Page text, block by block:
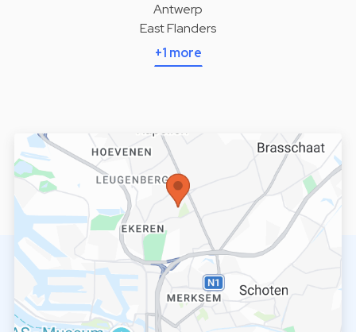
Antwerp
East Flanders
+1 more